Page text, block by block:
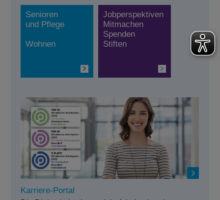
Senioren
und Pflege
Wohnen
Jobperspektiven
Mitmachen
Spenden
Stiften
Karriere-Portal